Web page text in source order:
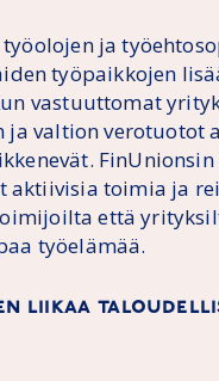
ja
työpaikkojen
vastuuttomat
valtion verotuotot
FinUnionsin
aktiivisia toimia ja
että
työelämää.
liikaa